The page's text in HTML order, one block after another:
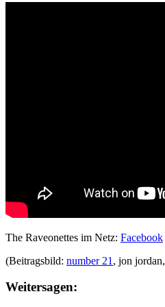
The Raveonettes im Netz: Facebook
(Beitragsbild: number 21 , jon jordan,
Weitersagen: